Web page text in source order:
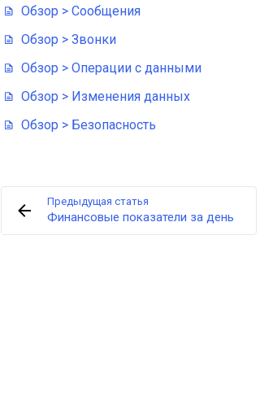
Обзор > Сообщения
Обзор > Звонки
Обзор > Операции с данными
Обзор > Изменения данных
Обзор > Безопасность
Предыдущая статья
Финансовые показатели за день